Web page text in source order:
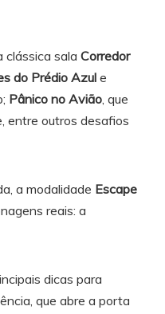
clássica sala Corredor
do Prédio Azul e
Pânico no Avião, que
entre outros desafios
a modalidade Escape
reais: a
dicas para
que abre a porta